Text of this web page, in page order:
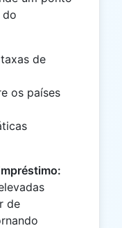
do
de
os países
de